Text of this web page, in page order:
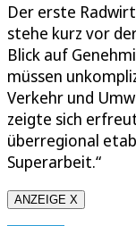
Der erste
stehe kurz vor
Blick auf
müssen
Verkehr und
zeigte sich
überregional
Superarbeit.“
ANZEIGE X